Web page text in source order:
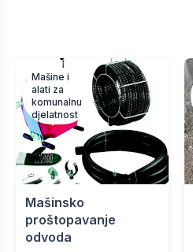
Mašine i
alati za
komunalnu
djelatnost
Mašinsko
proštopavanje
odvoda